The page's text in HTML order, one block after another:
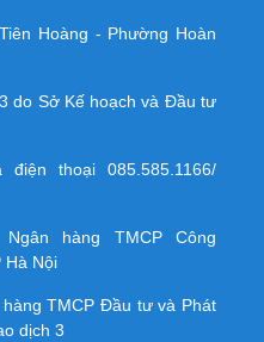
Hoàng - Phường Hoàn
do Sở Kế hoạch và Đầu tư
điện thoại 085.585.1166/
hàng TMCP Công
Hà Nội
TMCP Ðầu tư và Phát
dịch 3